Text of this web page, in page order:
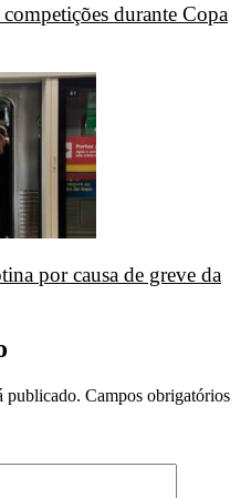
durante Copa
por causa de greve da
publicado. Campos obrigatórios